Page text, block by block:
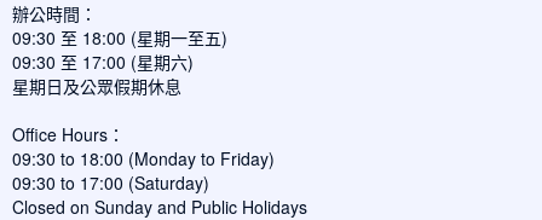
辦公時間：
09:30 至 18:00 (星期一至五)
09:30 至 17:00 (星期六)
星期日及公眾假期休息
Office Hours：
09:30 to 18:00 (Monday to Friday)
09:30 to 17:00 (Saturday)
Closed on Sunday and Public Holidays